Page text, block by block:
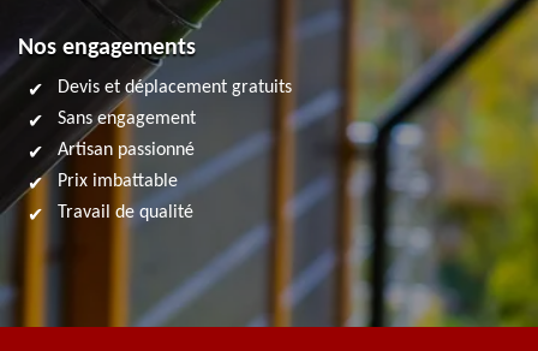
Nos engagements
Devis et déplacement gratuits
Sans engagement
Artisan passionné
Prix imbattable
Travail de qualité